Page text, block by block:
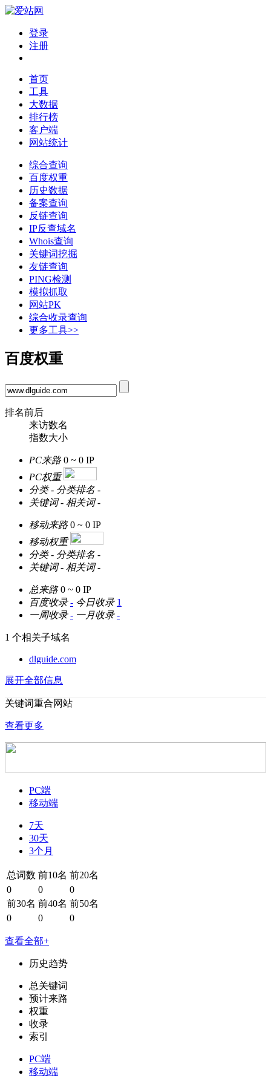
登录
注册
首页
工具
大数据
排行榜
客户端
网站统计
综合查询
百度权重
历史数据
备案查询
反链查询
IP反查域名
Whois查询
关键词挖掘
友链查询
PING检测
模拟抓取
网站PK
综合收录查询
更多工具>>
百度权重
排名前后
来访数名
指数大小
PC来路 0 ~ 0 IP
PC权重
分类 - 分类排名 -
关键词 - 相关词 -
移动来路 0 ~ 0 IP
移动权重
分类 - 分类排名 -
关键词 - 相关词 -
总来路 0 ~ 0 IP
百度收录 - 今日收录 1
一周收录 - 一月收录 -
1 个相关子域名
dlguide.com
展开全部信息
关键词重合网站
查看更多
PC端
移动端
7天
30天
3个月
总词数 前10名 前20名
0
0
0
前30名 前40名 前50名
0
0 0
查看全部+
历史趋势
总关键词
预计来路
权重
收录
索引
PC端
移动端